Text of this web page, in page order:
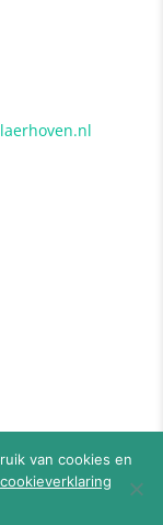
-Privacy
van cookies en
cookieverklaring